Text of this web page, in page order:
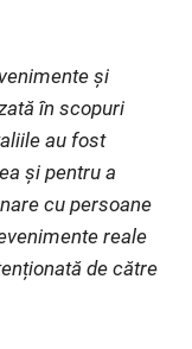
și
în scopuri
au fost
și pentru a
cu persoane
reale
de către